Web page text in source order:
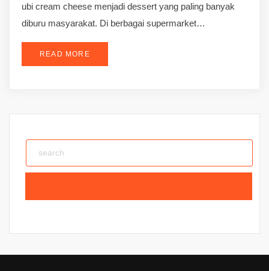
ubi cream cheese menjadi dessert yang paling banyak
diburu masyarakat. Di berbagai supermarket…
READ MORE